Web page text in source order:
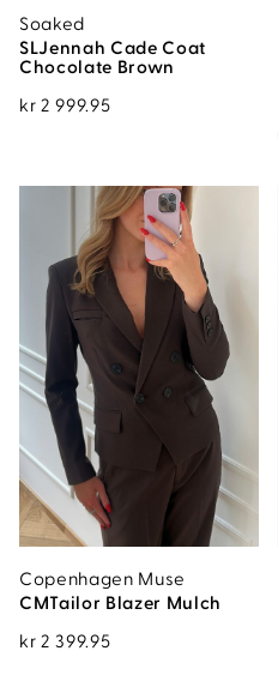
Soaked
SLJennah Cade Coat
Chocolate Brown
kr 2 999.95
Copenhagen Muse
CMTailor Blazer Mulch
kr 2 399.95